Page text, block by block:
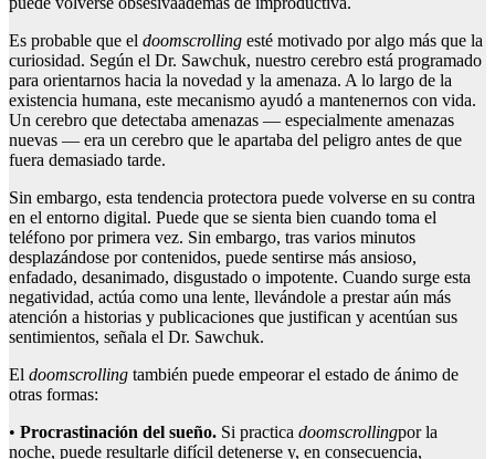
Es probable que el doomscrolling esté motivado por algo más que la
curiosidad. Según el Dr. Sawchuk, nuestro cerebro está programado
para orientarnos hacia la novedad y la amenaza. A lo largo de la
existencia humana, este mecanismo ayudó a mantenernos con vida.
Un cerebro que detectaba amenazas — especialmente amenazas
nuevas — era un cerebro que le apartaba del peligro antes de que
fuera demasiado tarde.
Sin embargo, esta tendencia protectora puede volverse en su contra
en el entorno digital. Puede que se sienta bien cuando toma el
teléfono por primera vez. Sin embargo, tras varios minutos
desplazándose por contenidos, puede sentirse más ansioso,
enfadado, desanimado, disgustado o impotente. Cuando surge esta
negatividad, actúa como una lente, llevándole a prestar aún más
atención a historias y publicaciones que justifican y acentúan sus
sentimientos, señala el Dr. Sawchuk.
El doomscrolling también puede empeorar el estado de ánimo de
otras formas:
• Procrastinación del sueño. Si practica doomscrollingpor la
noche, puede resultarle difícil detenerse y, en consecuencia,